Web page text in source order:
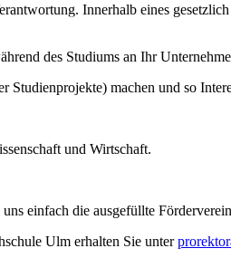
Innerhalb eines
des Studiums an Ihr
machen und so
und Wirtschaft.
einfach die ausgefüllte
Ulm erhalten Sie unter